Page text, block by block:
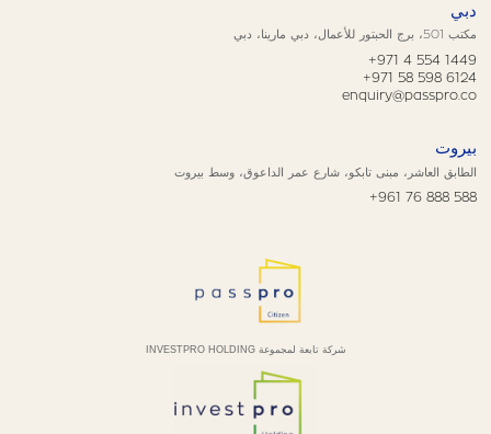
دبي
مكتب 501، برج الحبتور للأعمال، دبي مارينا، دبي
+971 4 554 1449
+971 58 598 6124
enquiry@passpro.co
بيروت
الطابق العاشر، مبنى تابكو، شارع عمر الداعوق، وسط بيروت
+961 76 888 588
شركة تابعة لمجموعة INVESTPRO HOLDING